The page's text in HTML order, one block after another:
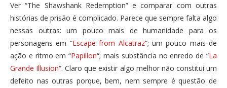
Ver “The Shawshank Redemption” e comparar com outras
histórias de prisão é complicado. Parece que sempre falta algo
nessas outras: um pouco mais de humanidade para os
personagens em “Escape from Alcatraz“; um pouco mais de
ação e ritmo em “Papillon“; mais substância no enredo de “La
Grande Illusion“. Claro que existir algo melhor não constitui um
defeito nas outras porque, bem, nem sempre é questão de